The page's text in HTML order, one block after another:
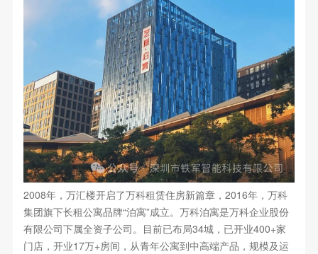
2008年，万汇楼开启了万科租赁住房新篇章，2016年，万科
集团旗下长租公寓品牌“泊寓”成立。万科泊寓是万科企业股份
有限公司下属全资子公司。目前已布局34城，已开业400+家
门店，开业17万+房间，从青年公寓到中高端产品，规模及运